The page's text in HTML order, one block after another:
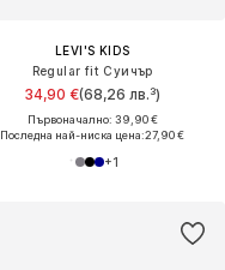
LEVI'S KIDS
Regular fit Суичър
34,90 €(68,26 лв.³)
Първоначално: 39,90 €
Последна най-ниска цена:27,90 €
+1